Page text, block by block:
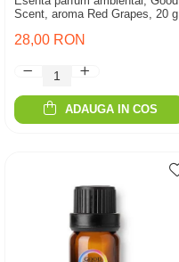
Scent, aroma Red Grapes, 20 g
28,00 RON
ADAUGA IN COS